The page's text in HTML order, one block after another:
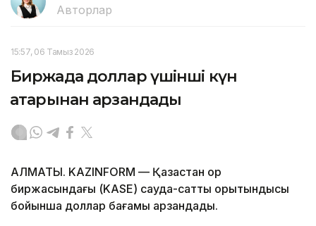
Авторлар
15:57, 06 Тамыз 2026
Биржада доллар үшінші күн
қатарынан арзандады
АЛМАТЫ. KAZINFORM — Қазақстан қор
биржасындағы (KASE) сауда-саттық қорытындысы
бойынша доллар бағамы арзандады.